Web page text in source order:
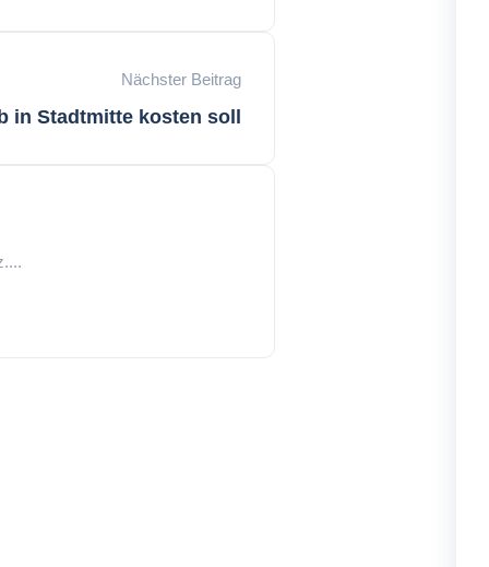
Nächster Beitrag
in Stadtmitte kosten soll